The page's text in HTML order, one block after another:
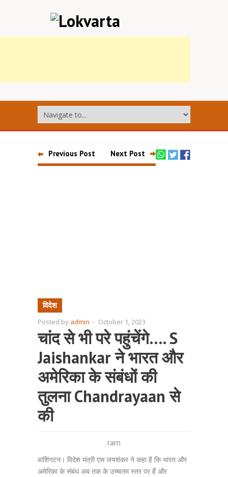
Previous Post Next Post
विदेश
Posted by admin - October 1, 2023
चांद से भी परे पहुंचेंगे…. S
Jaishankar ने भारत और
अमेरिका के संबंधों की
तुलना Chandrayaan से
की
ram
वाशिंगटन। विदेश मंत्री एस जयशंकर ने कहा है कि भारत और
अमेरिका के संबंध अब तक के उच्चतम स्तर पर हैं और